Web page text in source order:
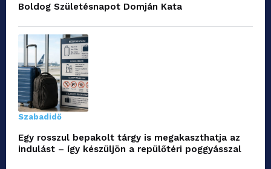
Boldog Születésnapot Domján Kata
Szabadidő
Egy rosszul bepakolt tárgy is megakaszthatja az
indulást – így készüljön a repülőtéri poggyásszal